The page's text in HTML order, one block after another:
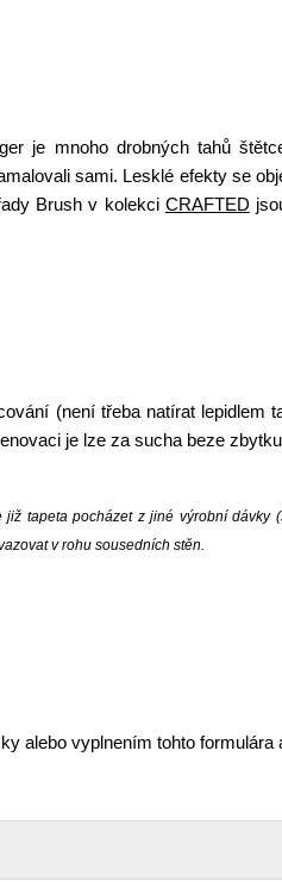
je mnoho drobných tahů
sami. Lesklé efekty se
Brush v kolekci CRAFTED
(není třeba natírat lepidlem
je lze za sucha beze
tapeta pocházet z jiné výrobní dávky
v rohu sousedních stěn.
alebo vyplnením tohto formulára